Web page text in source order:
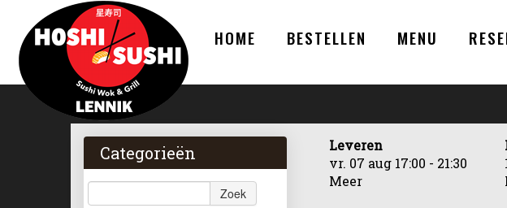
HOME BESTELLEN MENU
Categorieën
Zoek
Leveren
vr. 07 aug 17:00 - 21:30
Meer